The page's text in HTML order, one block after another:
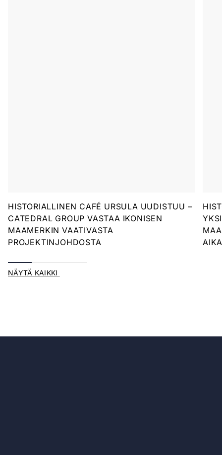
HISTORIALLINEN CAFÉ URSULA UUDISTUU –
CATEDRAL GROUP VASTAA IKONISEN
MAAMERKIN VAATIVASTA
PROJEKTINJOHDOSTA
NÄYTÄ KAIKKI